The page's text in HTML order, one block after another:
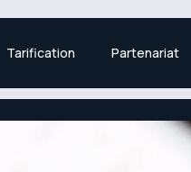
Tarification Partenariat